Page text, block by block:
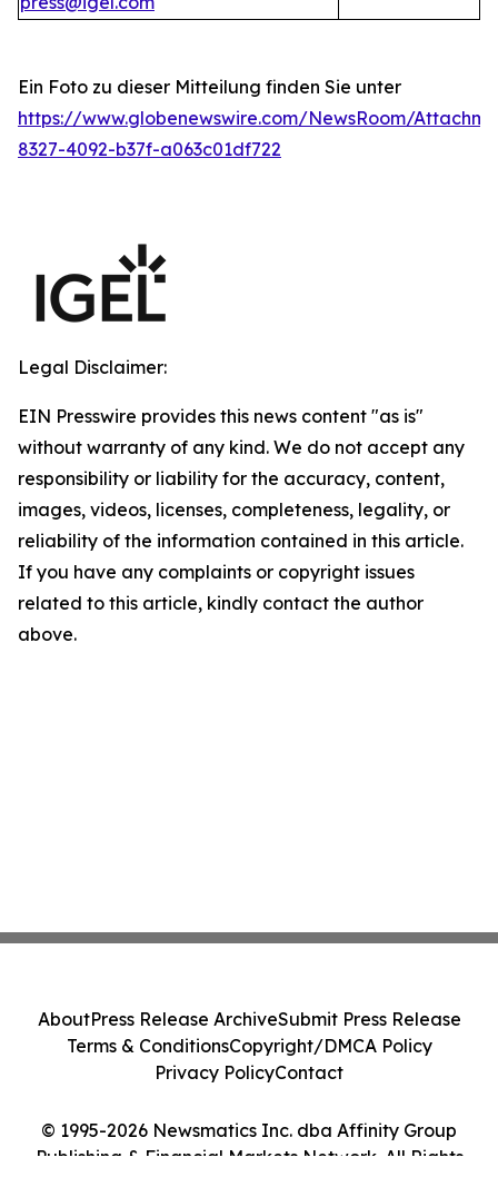
Ein Foto zu dieser Mitteilung finden Sie unter
https://www.globenewswire.com/NewsRoom/
8327-4092-b37f-a063c01df722
Legal Disclaimer:
EIN Presswire provides this news content "as is"
without warranty of any kind. We do not accept any
responsibility or liability for the accuracy, content,
images, videos, licenses, completeness, legality, or
reliability of the information contained in this article.
If you have any complaints or copyright issues
related to this article, kindly contact the author
above.
© 1995-2026 Newsmatics Inc. dba Affinity Group
Publishing & Financial Markets Network. All Rights
AboutPress Release ArchiveSubmit Press Release
Terms & ConditionsCopyright/DMCA Policy
Privacy PolicyContact